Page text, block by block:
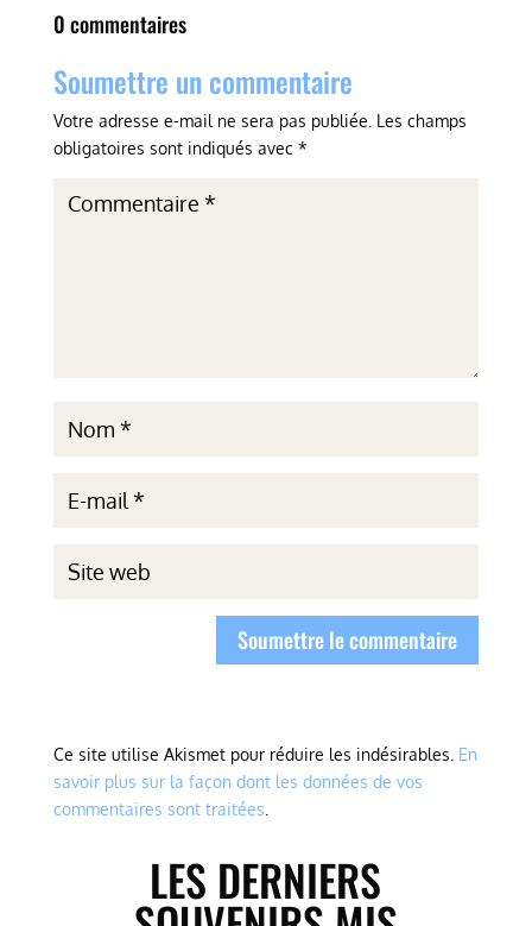
0 commentaires
Soumettre un commentaire
Votre adresse e-mail ne sera pas publiée. Les champs
obligatoires sont indiqués avec *
Soumettre le commentaire
Ce site utilise Akismet pour réduire les indésirables. En
savoir plus sur la façon dont les données de vos
commentaires sont traitées
LES DERNIERS